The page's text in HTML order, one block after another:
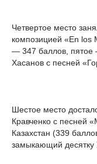
Четвертое место
композицией «En los
— 347 баллов, пятое
Хасанов с песней
Шестое место
Кравченко с песней
Казахстан (339
замыкающий десятку